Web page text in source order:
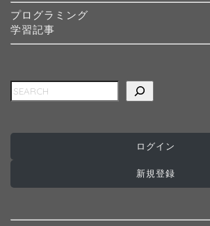
プログラミング
学習記事
検索
ログイン
新規登録